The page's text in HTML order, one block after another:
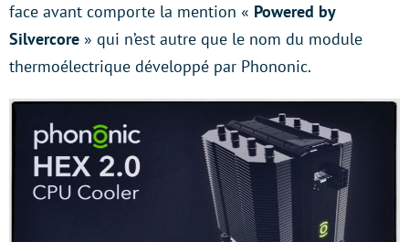
face avant comporte la mention « Powered by
Silvercore » qui n’est autre que le nom du module
thermoélectrique développé par Phononic.